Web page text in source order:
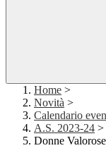
Home >
Novità >
Calendario
A.S. 2023-24 >
Donne Valorose